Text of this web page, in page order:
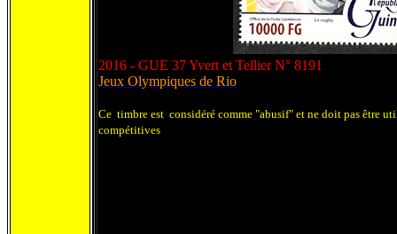
2016 - GUE 37 Yvert et Tellier N° 8191
Jeux Olympiques de Rio
Ce timbre est considéré comme "abusif" et ne doit pas être
compétitives